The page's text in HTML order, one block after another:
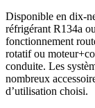
Disponible en dix-
réfrigérant R134a
fonctionnement
rotatif ou
conduite. Les
nombreux
d’utilisation choisi.